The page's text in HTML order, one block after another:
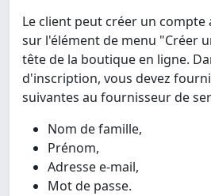
Le client peut créer un compte
sur l'élément de menu "Créer
tête de la boutique en ligne.
d'inscription, vous devez
suivantes au fournisseur de
Nom de famille,
Prénom,
Adresse e-mail,
Mot de passe.